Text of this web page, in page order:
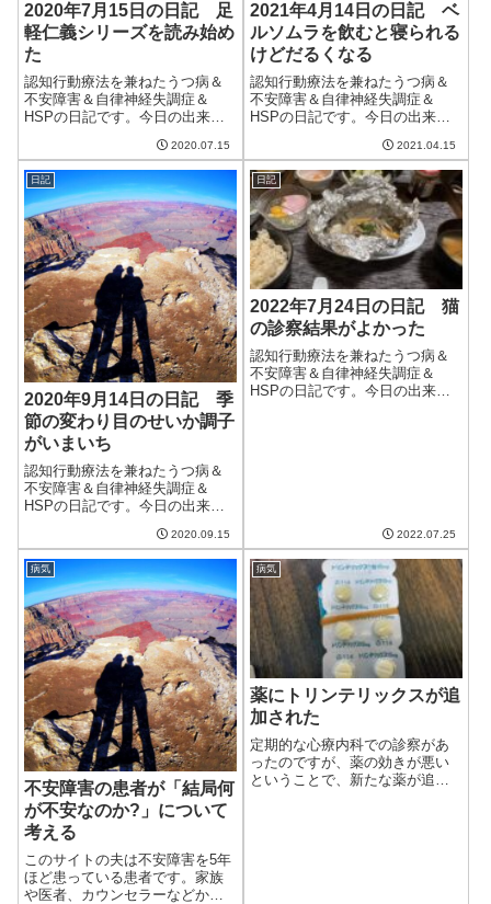
2020年7月15日の日記 足
軽仁義シリーズを読み始め
た
認知行動療法を兼ねたうつ病＆
不安障害＆自律神経失調症＆
HSPの日記です。今日の出来事
えない気候。鉄筋コンクリート
の家の中は暖かく変な感じ。先
日の強風で陶器の鉢が倒れて割
れてしまっていたのをようやく
交換した。交換...
2020.07.15
2021年4月14日の日記 ベ
ルソムラを飲むと寝られる
けどだるくなる
認知行動療法を兼ねたうつ病＆
不安障害＆自律神経失調症＆
HSPの日記です。今日の出来事
たりの一日。気温はそこそこ上
がったが、日差しがないので室
内にいると冷える。明日は一転
して晴れらしい。天気が急激に
変わるのもつらい...
2021.04.15
日記
2020年9月14日の日記 季
節の変わり目のせいか調子
がいまいち
認知行動療法を兼ねたうつ病＆
不安障害＆自律神経失調症＆
HSPの日記です。今日の出来事
の暑さがうそのように涼しくな
った。そのせいか、調子がいま
いち。。。いろいろな変化に敏
感なのがうつ病患者のつらいと
ころ。午前中は妻...
2020.09.15
日記
2022年7月24日の日記 猫
の診察結果がよかった
認知行動療法を兼ねたうつ病＆
不安障害＆自律神経失調症＆
HSPの日記です。今日の出来事
2022.07.25
病気
不安障害の患者が「結局何
が不安なのか?」について
考える
このサイトの夫は不安障害を5年
ほど患っている患者です。家族
や医者、カウンセラーなどから
病気
薬にトリンテリックスが追
加された
定期的な心療内科での診察があ
ったのですが、薬の効きが悪い
ということで、新たな薬が追加